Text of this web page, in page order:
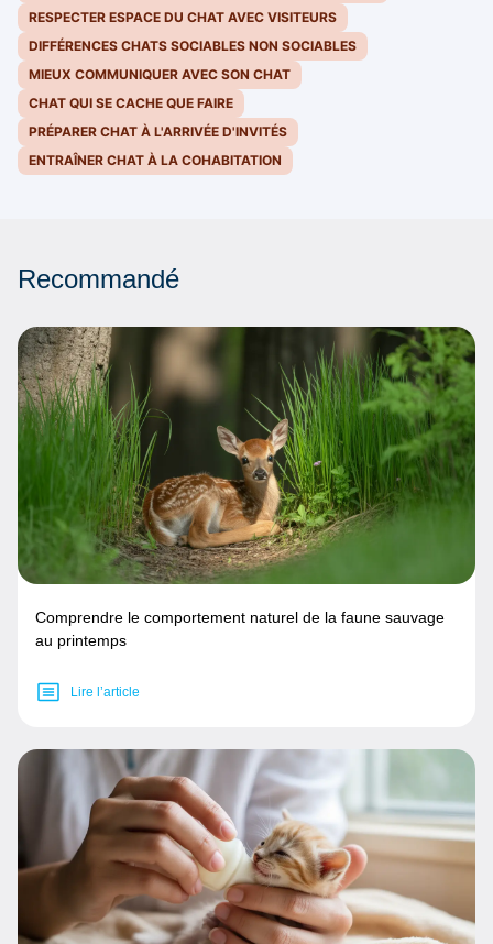
RESPECTER ESPACE DU CHAT AVEC VISITEURS
DIFFÉRENCES CHATS SOCIABLES NON SOCIABLES
MIEUX COMMUNIQUER AVEC SON CHAT
CHAT QUI SE CACHE QUE FAIRE
PRÉPARER CHAT À L'ARRIVÉE D'INVITÉS
ENTRAÎNER CHAT À LA COHABITATION
Recommandé
Comprendre le comportement naturel de la faune sauvage
au printemps
Lire l’article